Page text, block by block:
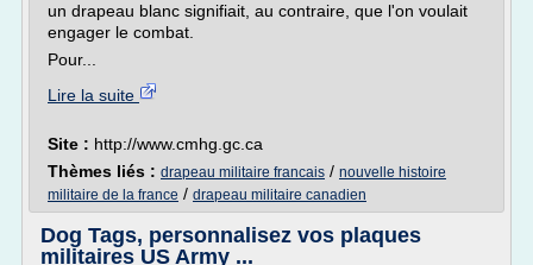
un drapeau blanc signifiait, au contraire, que l'on voulait
engager le combat.
Pour...
Lire la suite
Site : http://www.cmhg.gc.ca
Thèmes liés : drapeau militaire francais / nouvelle histoire
militaire de la france / drapeau militaire canadien
Dog Tags, personnalisez vos plaques
militaires US Army ...